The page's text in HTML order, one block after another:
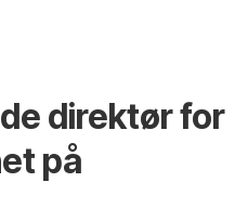
direktør for
på